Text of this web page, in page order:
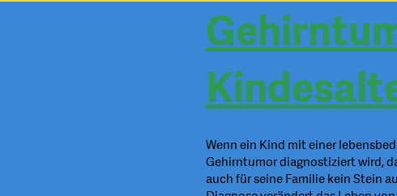
Wenn ein Kind mit einer
Gehirntumor diagnostiziert wird,
auch für seine Familie kein Stein